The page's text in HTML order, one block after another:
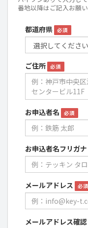
番地以降はご記入お願い
都道府県 必須
ご住所 必須
お申込者名 必須
お申込者名フリガナ
メールアドレス 必須
メールアドレス確認